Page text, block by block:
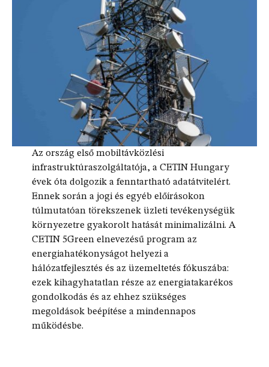
Az ország első mobiltávközlési
infrastruktúraszolgáltatója, a CETIN Hungary
évek óta dolgozik a fenntartható adatátvitelért.
Ennek során a jogi és egyéb előírásokon
túlmutatóan törekszenek üzleti tevékenységük
környezetre gyakorolt hatását minimalizálni. A
CETIN 5Green elnevezésű program az
energiahatékonyságot helyezi a
hálózatfejlesztés és az üzemeltetés fókuszába:
ezek kihagyhatatlan része az energiatakarékos
gondolkodás és az ehhez szükséges
megoldások beépítése a mindennapos
működésbe.